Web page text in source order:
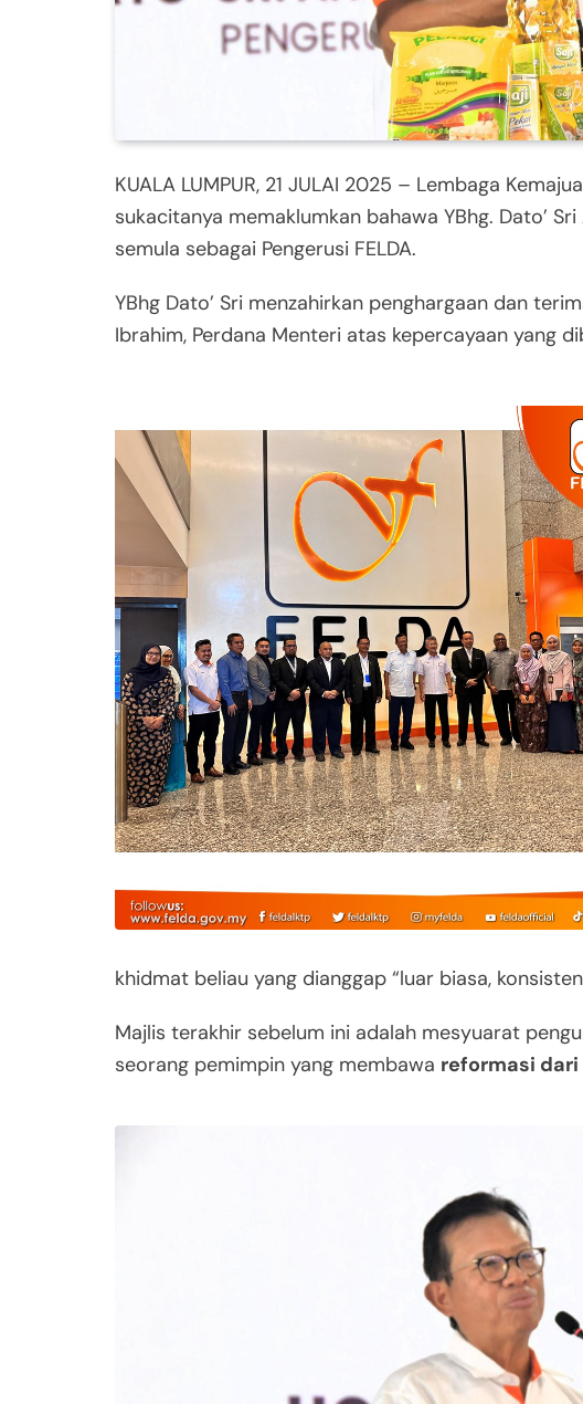
KUALA LUMPUR, 21 JULAI 2025 – Lembaga
sukacitanya memaklumkan bahawa YBhg. Dato’
semula sebagai Pengerusi FELDA.
YBhg Dato’ Sri menzahirkan penghargaan dan
Ibrahim, Perdana Menteri atas kepercayaan yang
khidmat beliau yang dianggap “luar biasa,
Majlis terakhir sebelum ini adalah mesyuarat
seorang pemimpin yang membawa reformasi